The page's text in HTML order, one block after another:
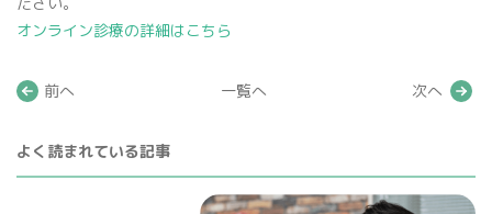
オンライン診療の詳細はこちら
前へ 一覧へ 次へ
よく読まれている記事